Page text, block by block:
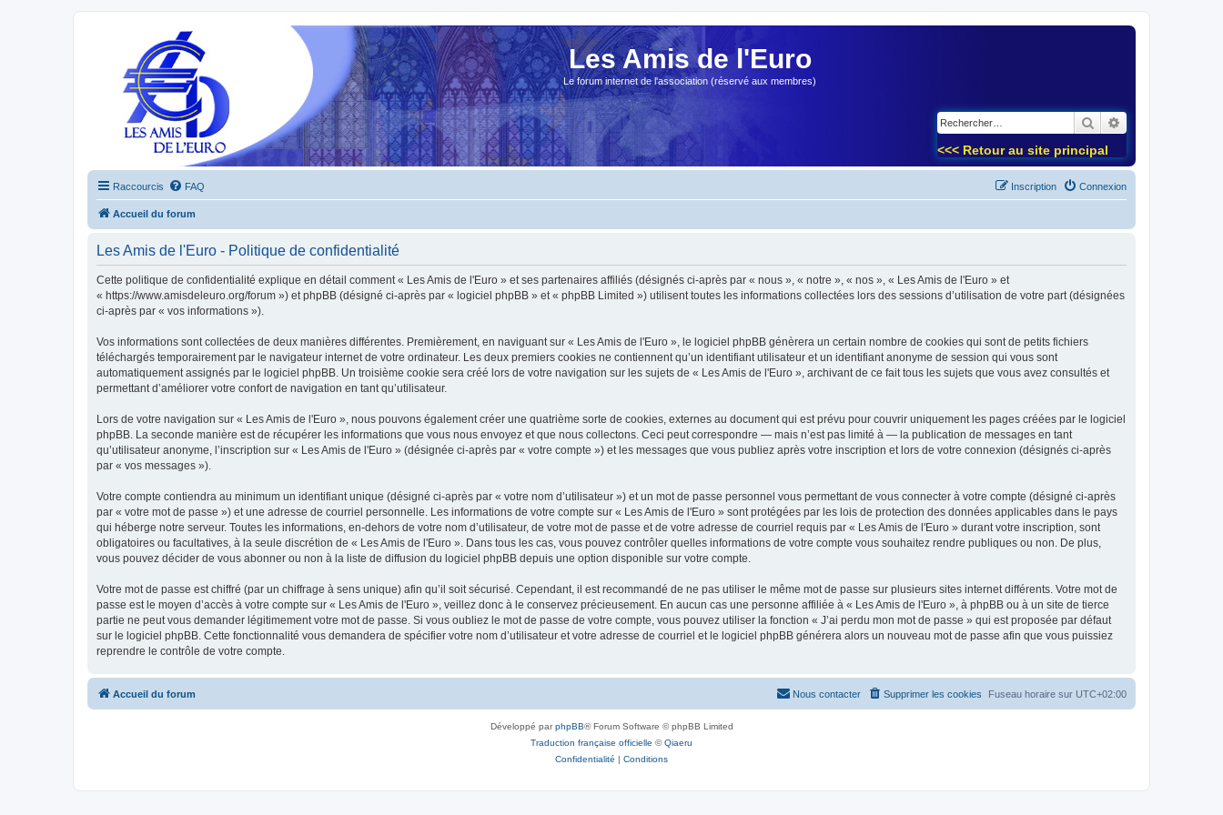
Les Amis de l'Euro
Le forum internet de l'association (réservé aux membres)
Rechercher
<<< Retour au site principal
Raccourcis FAQ Connexion
Inscription
Accueil du forum
Les Amis de l'Euro - Politique de confidentialité
Cette politique de confidentialité explique en détail comment « Les Amis de l'Euro » et ses partenaires affiliés (désignés ci-après par « nous », « notre », « nos », « Les Amis de l'Euro » et
« https://www.amisdeleuro.org/forum ») et phpBB (désigné ci-après par « logiciel phpBB » et « phpBB Limited ») utilisent toutes les informations collectées lors des sessions d’utilisation de votre part (désignées
ci-après par « vos informations »).
Vos informations sont collectées de deux manières différentes. Premièrement, en naviguant sur « Les Amis de l'Euro », le logiciel phpBB génèrera un certain nombre de cookies qui sont de petits fichiers
téléchargés temporairement par le navigateur internet de votre ordinateur. Les deux premiers cookies ne contiennent qu’un identifiant utilisateur et un identifiant anonyme de session qui vous sont
automatiquement assignés par le logiciel phpBB. Un troisième cookie sera créé lors de votre navigation sur les sujets de « Les Amis de l'Euro », archivant de ce fait tous les sujets que vous avez consultés et
permettant d’améliorer votre confort de navigation en tant qu’utilisateur.
Lors de votre navigation sur « Les Amis de l'Euro », nous pouvons également créer une quatrième sorte de cookies, externes au document qui est prévu pour couvrir uniquement les pages créées par le logiciel
phpBB. La seconde manière est de récupérer les informations que vous nous envoyez et que nous collectons. Ceci peut correspondre — mais n’est pas limité à — la publication de messages en tant
qu’utilisateur anonyme, l’inscription sur « Les Amis de l'Euro » (désignée ci-après par « votre compte ») et les messages que vous publiez après votre inscription et lors de votre connexion (désignés ci-après
par « vos messages »).
Votre compte contiendra au minimum un identifiant unique (désigné ci-après par « votre nom d’utilisateur ») et un mot de passe personnel vous permettant de vous connecter à votre compte (désigné ci-après
par « votre mot de passe ») et une adresse de courriel personnelle. Les informations de votre compte sur « Les Amis de l'Euro » sont protégées par les lois de protection des données applicables dans le pays
qui héberge notre serveur. Toutes les informations, en-dehors de votre nom d’utilisateur, de votre mot de passe et de votre adresse de courriel requis par « Les Amis de l'Euro » durant votre inscription, sont
obligatoires ou facultatives, à la seule discrétion de « Les Amis de l'Euro ». Dans tous les cas, vous pouvez contrôler quelles informations de votre compte vous souhaitez rendre publiques ou non. De plus,
vous pouvez décider de vous abonner ou non à la liste de diffusion du logiciel phpBB depuis une option disponible sur votre compte.
Votre mot de passe est chiffré (par un chiffrage à sens unique) afin qu’il soit sécurisé. Cependant, il est recommandé de ne pas utiliser le même mot de passe sur plusieurs sites internet différents. Votre mot de
passe est le moyen d’accès à votre compte sur « Les Amis de l'Euro », veillez donc à le conservez précieusement. En aucun cas une personne affiliée à « Les Amis de l'Euro », à phpBB ou à un site de tierce
partie ne peut vous demander légitimement votre mot de passe. Si vous oubliez le mot de passe de votre compte, vous pouvez utiliser la fonction « J’ai perdu mon mot de passe » qui est proposée par défaut
sur le logiciel phpBB. Cette fonctionnalité vous demandera de spécifier votre nom d’utilisateur et votre adresse de courriel et le logiciel phpBB générera alors un nouveau mot de passe afin que vous puissiez
reprendre le contrôle de votre compte.
Accueil du forum Fuseau horaire sur UTC+02:00
Supprimer les cookies
Nous contacter
Développé parphpBB® Forum Software © phpBB Limited
Traduction française officielle ©Qiaeru
Confidentialité | Conditions